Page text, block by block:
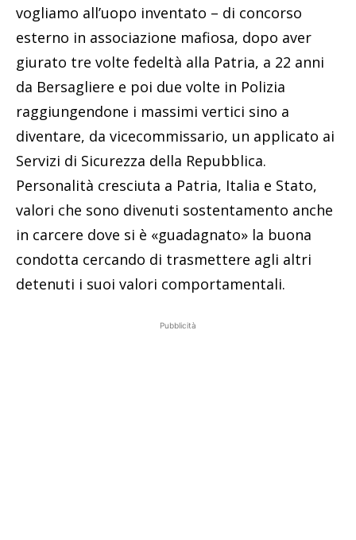
vogliamo all’uopo inventato – di concorso
esterno in associazione mafiosa, dopo aver
giurato tre volte fedeltà alla Patria, a 22 anni
da Bersagliere e poi due volte in Polizia
raggiungendone i massimi vertici sino a
diventare, da vicecommissario, un applicato ai
Servizi di Sicurezza della Repubblica.
Personalità cresciuta a Patria, Italia e Stato,
valori che sono divenuti sostentamento anche
in carcere dove si è «guadagnato» la buona
condotta cercando di trasmettere agli altri
detenuti i suoi valori comportamentali.
Pubblicità